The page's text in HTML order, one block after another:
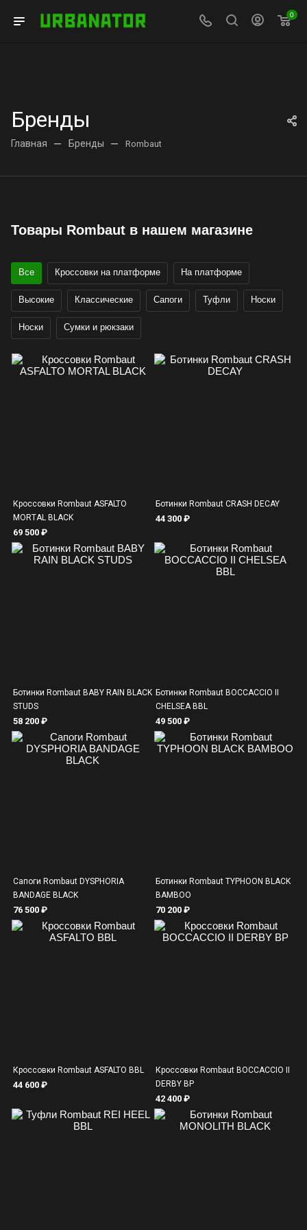
0
Бренды
Главная — Бренды — Rombaut
Товары Rombaut в нашем магазине
Все Кроссовки на платформе На платформе
Высокие Классические Сапоги Туфли Носки
Носки Сумки и рюкзаки
Кроссовки Rombaut ASFALTO
MORTAL BLACK
69 500 ₽
Ботинки Rombaut CRASH DECAY
44 300 ₽
Ботинки Rombaut BABY RAIN BLACK
STUDS
58 200 ₽
Ботинки Rombaut BOCCACCIO II
CHELSEA BBL
49 500 ₽
Сапоги Rombaut DYSPHORIA
BANDAGE BLACK
76 500 ₽
Ботинки Rombaut TYPHOON BLACK
BAMBOO
70 200 ₽
Кроссовки Rombaut ASFALTO BBL
44 600 ₽
Кроссовки Rombaut BOCCACCIO II
DERBY BP
42 400 ₽